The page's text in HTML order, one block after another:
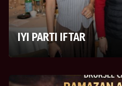
IYI PARTI IFTAR